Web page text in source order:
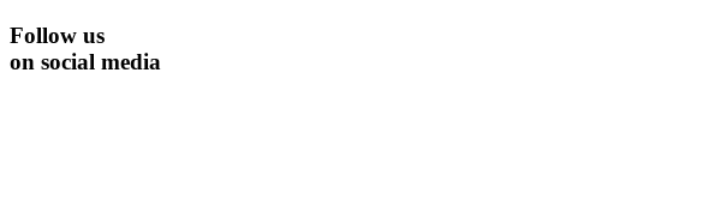
Follow us
on social media